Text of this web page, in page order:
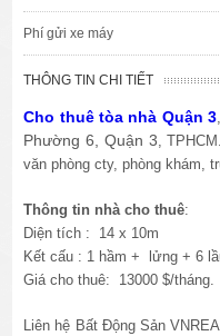
Phí gửi xe máy
THÔNG TIN CHI TIẾT
Cho thuê tòa nhà Quận 3
Phường 6, Quận 3,
văn phòng cty, phòng khám,
Thông tin nhà cho thuê:
Diện tích : 14 x 10m
Kết cấu : 1 hầm + lửng + 6
Giá cho thuê: 13000 $/tháng.
Liên hệ Bất Động Sản